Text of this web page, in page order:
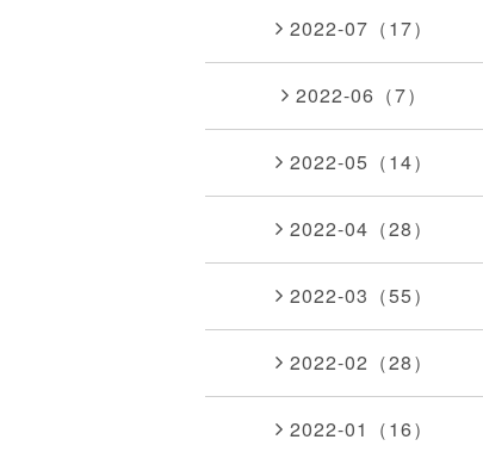
2022-07（17）
2022-06（7）
2022-05（14）
2022-04（28）
2022-03（55）
2022-02（28）
2022-01（16）